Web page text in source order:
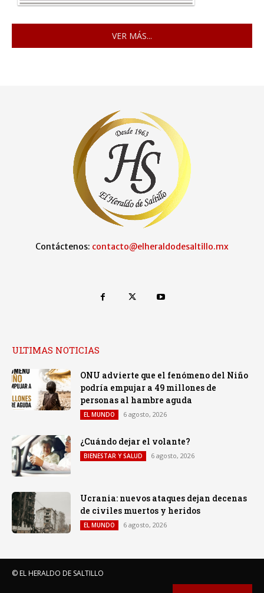
VER MÁS...
Contáctenos: contacto@elheraldodesaltillo.mx
ULTIMAS NOTICIAS
ONU advierte que el fenómeno del Niño
podría empujar a 49 millones de
personas al hambre aguda
EL MUNDO 6 agosto, 2026
¿Cuándo dejar el volante?
BIENESTAR Y SALUD 6 agosto, 2026
Ucrania: nuevos ataques dejan decenas
de civiles muertos y heridos
EL MUNDO 6 agosto, 2026
© EL HERALDO DE SALTILLO